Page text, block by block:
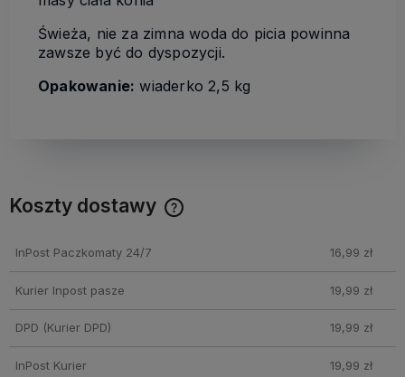
Świeża, nie za zimna woda do picia powinna
zawsze być do dyspozycji.
Opakowanie: wiaderko 2,5 kg
Koszty dostawy
InPost Paczkomaty 24/7 16,99 zł
Kurier Inpost pasze 19,99 zł
DPD (Kurier DPD) 19,99 zł
InPost Kurier 19,99 zł